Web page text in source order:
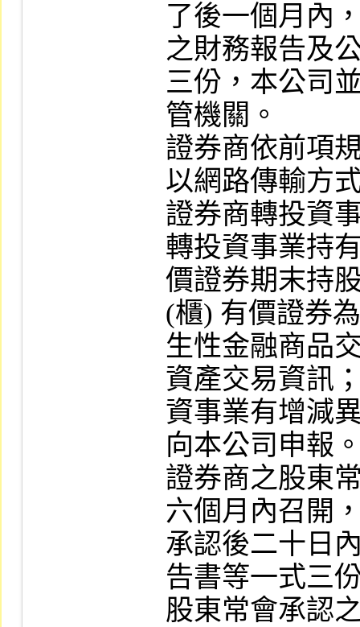
了後一個月內
之財務報告及
三份，本公司
管機關。
證券商依前項
以網路傳輸方
證券商轉投資
轉投資事業持
價證券期末持
(櫃) 有價證券
生性金融商品
資產交易資訊
資事業有增減
向本公司申報
證券商之股東
六個月內召開
承認後二十日
告書等一式三
股東常會承認